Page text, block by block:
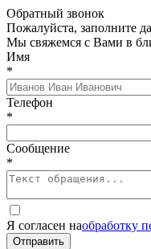
Обратный звонок
Пожалуйста, заполните
Мы свяжемся с Вами в
Имя
*
Телефон
*
Сообщение
*
Я согласен наобработку
Отправить